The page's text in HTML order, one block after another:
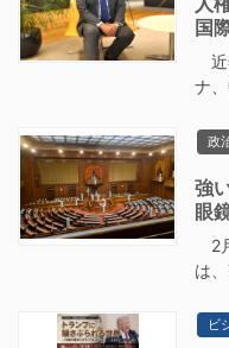
国
近
ナ
政
強
眼
2
は
ビ